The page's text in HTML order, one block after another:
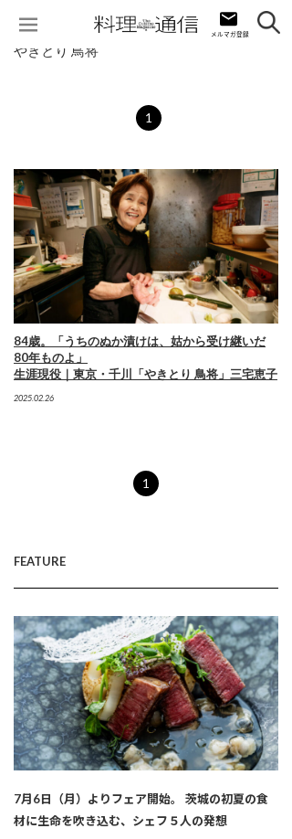
やきとり 鳥将
1
84歳。「うちのぬか漬けは、姑から受け継いだ
80年ものよ」
生涯現役｜東京・千川「やきとり 鳥将」三宅恵子
2025.02.26
1
FEATURE
7月6日（月）よりフェア開始。 茨城の初夏の食
材に生命を吹き込む、シェフ５人の発想